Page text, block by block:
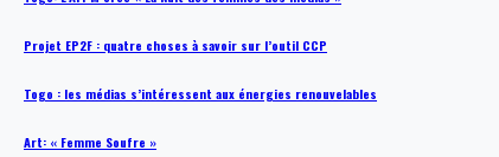
Projet EP2F : quatre choses à savoir sur l’outil CCP
Togo : les médias s’intéressent aux énergies renouvelables
Art: « Femme Soufre »